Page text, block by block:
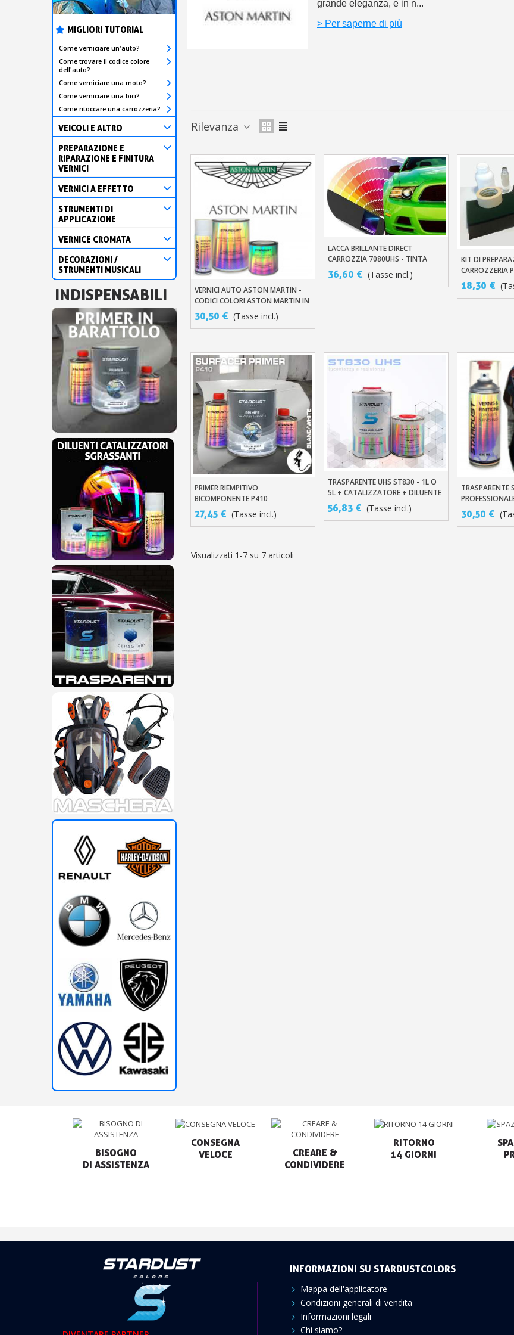
MIGLIORI TUTORIAL
Come verniciare un'auto?
Come trovare il codice colore
dell'auto?
Come verniciare una moto?
Come verniciare una bici?
Come ritoccare una carrozzeria?
VEICOLI E ALTRO
PREPARAZIONE E
RIPARAZIONE E FINITURA
VERNICI
VERNICI A EFFETTO
STRUMENTI DI
APPLICAZIONE
VERNICE CROMATA
DECORAZIONI /
STRUMENTI MUSICALI
INDISPENSABILI
grande eleganza, e in n...
> Per saperne di più
Rilevanza
Aggiungi Al Carrello
VERNICI AUTO ASTON MARTIN -
CODICI COLORI ASTON MARTIN IN
BASE A SOLVENTI
30,50 € (Tasse incl.)
Aggiungi Al Carrello
LACCA BRILLANTE DIRECT
CARROZZIA 7080UHS - TINTA
AUTOMOBILE
36,60 € (Tasse incl.)
Aggiungi
KIT DI
CARROZZERIA
18,30 €
Aggiungi Al Carrello
PRIMER RIEMPITIVO
BICOMPONENTE P410
27,45 € (Tasse incl.)
Aggiungi Al Carrello
TRASPARENTE UHS ST830 - 1L O
5L + CATALIZZATORE + DILUENTE
56,83 € (Tasse incl.)
Aggiungi Al
TRASPARENTE
30,50 €
Visualizzati 1-7 su 7 articoli
BISOGNO
CONSEGNA
VELOCE
CREARE &
CONDIVIDERE
RITORNO
14 GIORNI
INFORMAZIONI SU STARDUSTCOLORS
Mappa dell'applicatore
Condizioni generali di vendita
Informazioni legali
Chi siamo?